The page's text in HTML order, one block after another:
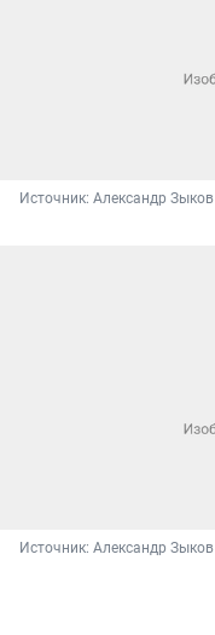
Источник: Александр Зыков
Источник: Александр Зыков